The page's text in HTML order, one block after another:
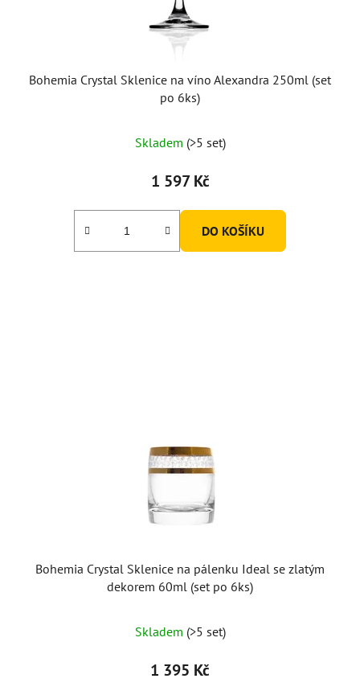
Bohemia Crystal Sklenice na víno Alexandra 250ml (set
po 6ks)
Skladem (>5 set)
1 597 Kč
DO KOŠÍKU
Bohemia Crystal Sklenice na pálenku Ideal se zlatým
dekorem 60ml (set po 6ks)
Skladem (>5 set)
1 395 Kč